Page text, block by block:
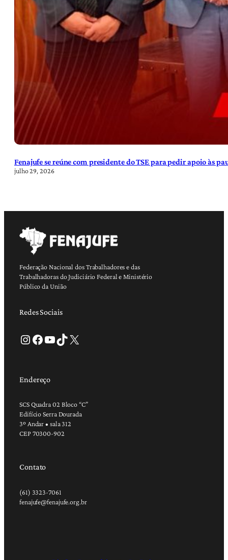
Fenajufe se reúne com presidente do TSE para pedir apoio às
julho 29, 2026
Federação Nacional dos Trabalhadores e das
Trabalhadoras do Judiciário Federal e Ministério
Público da União
Redes Sociais
Instagram Facebook Youtube TikTok X
Endereço
SCS Quadra 02 Bloco “C”
Edifício Serra Dourada
3º Andar • sala 312
CEP 70300-902
Contato
(61) 3323-7061
fenajufe@fenajufe.org.br